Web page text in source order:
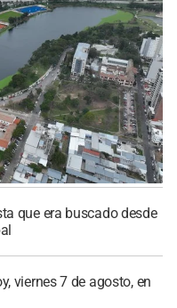
que era buscado desde
viernes 7 de agosto, en